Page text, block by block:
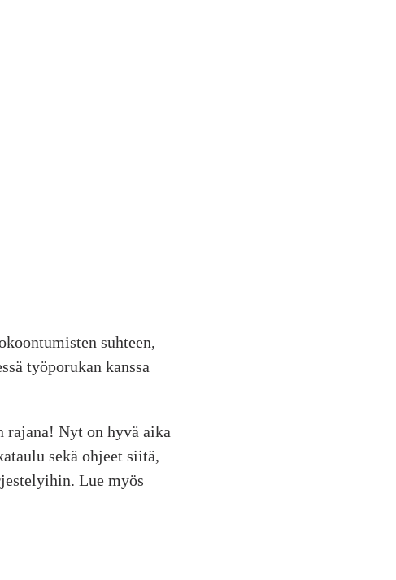
suhteen,
työporukan kanssa
rajana! Nyt on hyvä aika
sekä ohjeet siitä,
Lue myös